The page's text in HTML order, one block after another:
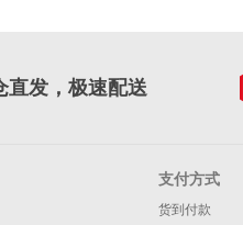
直发，极速配送
支付方式
货到付款